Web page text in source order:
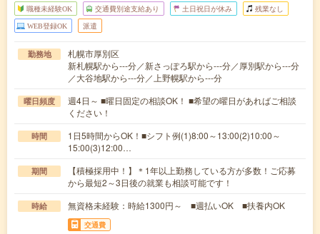
職種未経験OK 交通費別途支給あり 土日祝日が休み 残業なし
WEB登録OK 派遣
勤務地
札幌市厚別区
新札幌駅から---分／新さっぽろ駅から---分／厚別駅から---分
／大谷地駅から---分／上野幌駅から---分
曜日頻度
週4日～ ■曜日固定の相談OK！ ■希望の曜日があればご相談
ください！
時間
1日5時間からOK！■シフト例(1)8:00～13:00(2)10:00～
15:00(3)12:00…
期間
【積極採用中！】＊1年以上勤務している方が多数！ご応募
から最短2～3日後の就業も相談可能です！
時給 無資格未経験：時給1300円～ ■週払いOK ■扶養内OK
交通費